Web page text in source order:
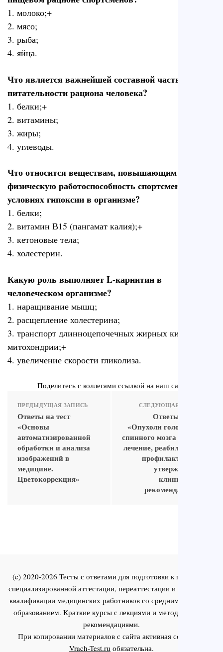
1. молоко;+
2. мясо;
3. рыба;
4. яйца.
Что является важнейшей составной частью
питательности рациона человека?
1. белки;+
2. витамины;
3. жиры;
4. углеводы.
Что относится веществам, повышающим
физическую работоспособность спортсмена в
условиях гипоксии в организме?
1. белки;
2. витамин В15 (пангамат калия);+
3. кетоновые тела;
4. холестерин.
Какую роль выполняет L-карнитин в
человеческом организме?
1. наращивание мышц;
2. расщепление холестерина;
3. транспорт длинноцепочечных жирных кислот в
митохондрии;+
4. увеличение скорости гликолиза.
Поделитесь с коллегами ссылкой на наш сайт
ПРЕДЫДУЩАЯ ЗАПИСЬ
Ответы на тест
«Основы
автоматизированной
обработки и анализа
изображений в
медицине.
Цветокоррекция»
СЛЕДУЮЩАЯ ЗАПИСЬ
Ответы на тест
«Опухоли головного и
спинного мозга у детей:
лечение, реабилитация,
профилактика (по
утвержденным
клиническим
рекомендациям)»
(c) 2020-2026 Тесты с ответами для подготовки к первичной
специализированной аттестации, переаттестации и повышения
квалификации медицинских работников со средним и высшим
образованием. Краткие курсы с лекциями и методическими
рекомендациями.
При копировании материалов с сайта активная ссылка на
Vrach-Test.ru обязательна.